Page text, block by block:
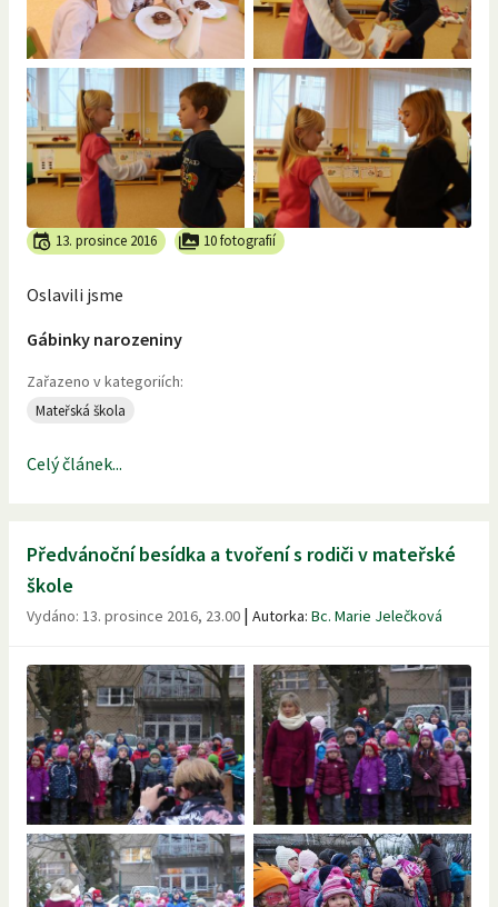
13. prosince 2016 10 fotografií
Oslavili jsme
Gábinky narozeniny
Zařazeno v kategoriích:
Mateřská škola
Celý článek...
Předvánoční besídka a tvoření s rodiči v mateřské
škole
Vydáno: 13. prosince 2016, 23.00 | Autorka: Bc. Marie Jelečková